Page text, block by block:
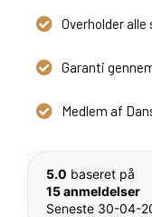
Overholder
Garanti
Medlem af
5.0 baseret på
15 anmeldelser
Seneste 30-04-